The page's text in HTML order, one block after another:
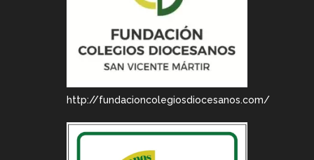
http://fundacioncolegiosdiocesanos.com/